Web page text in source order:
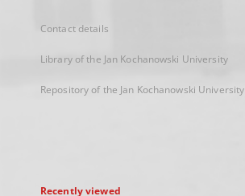
Contact details
Library of the Jan Kochanowski University
Repository of the Jan Kochanowski University
Recently viewed